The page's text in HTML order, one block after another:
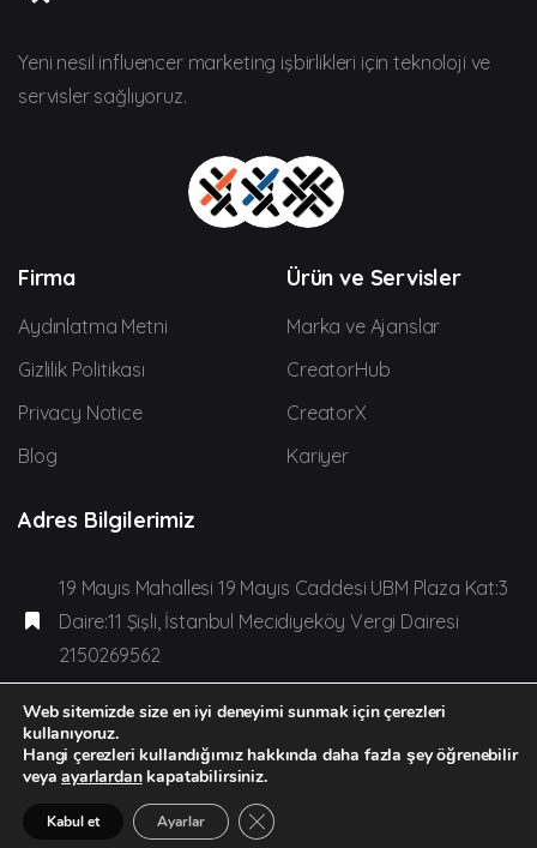
Yeni nesil influencer marketing işbirlikleri için teknoloji ve
servisler sağlıyoruz.
Firma
Aydınlatma Metni
Gizlilik Politikası
Privacy Notice
Blog
Ürün ve Servisler
Marka ve Ajanslar
CreatorHub
CreatorX
Kariyer
Adres Bilgilerimiz
19 Mayıs Mahallesi 19 Mayıs Caddesi UBM Plaza Kat:3
Daire:11 Şişli, İstanbul Mecidiyeköy Vergi Dairesi
2150269562
team@creatorden.com adresinden bize
ulaşabilirsiniz.
Web sitemizde size en iyi deneyimi sunmak için çerezleri
kullanıyoruz.
Hangi çerezleri kullandığımız hakkında daha fazla şey öğrenebilir
veyaayarlardankapatabilirsiniz.
Kabul et Ayarlar GDPR çerez şeridini kapat